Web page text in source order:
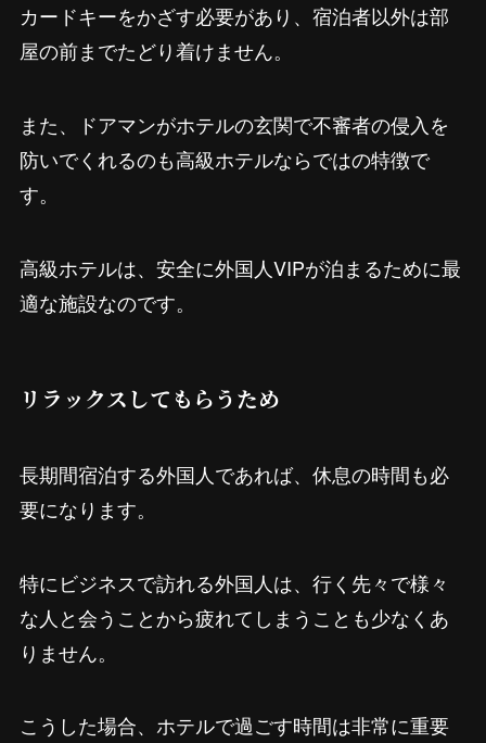
カードキーをかざす必要があり、宿泊者以外は部
屋の前までたどり着けません。
また、ドアマンがホテルの玄関で不審者の侵入を
防いでくれるのも高級ホテルならではの特徴で
す。
高級ホテルは、安全に外国人VIPが泊まるために最
適な施設なのです。
リラックスしてもらうため
長期間宿泊する外国人であれば、休息の時間も必
要になります。
特にビジネスで訪れる外国人は、行く先々で様々
な人と会うことから疲れてしまうことも少なくあ
りません。
こうした場合、ホテルで過ごす時間は非常に重要